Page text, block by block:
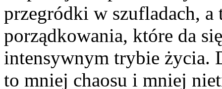
przegródki w szufladach, a
porządkowania, które da
intensywnym trybie życia.
to mniej chaosu i mniej